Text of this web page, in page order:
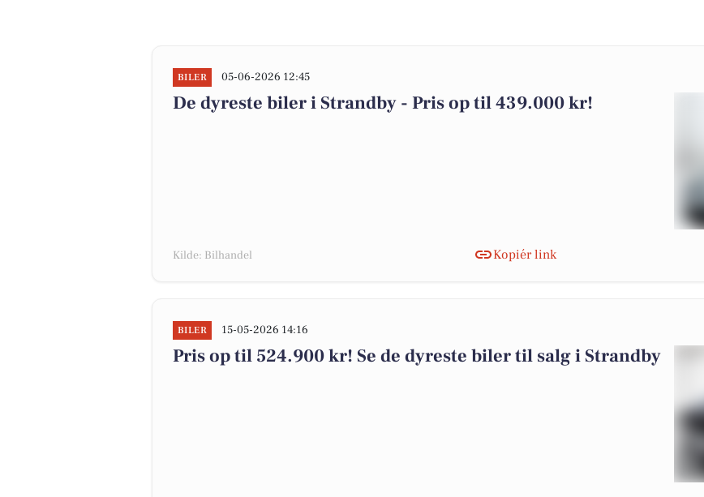
BILER 05-06-2026 12:45
De dyreste biler i Strandby - Pris op til 439.000 kr!
Kilde: Bilhandel Kopiér link
BILER 15-05-2026 14:16
Pris op til 524.900 kr! Se de dyreste biler til salg i Strandby